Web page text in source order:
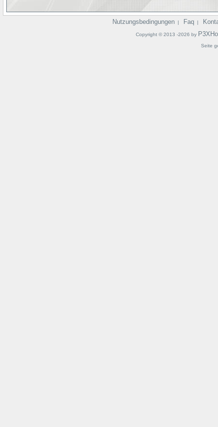
Nutzungsbedingungen | Faq |
Copyright © 2013 -2026 by
Seite